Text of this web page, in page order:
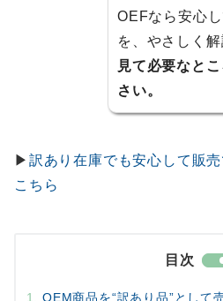
OEFなら安心
を、やさしく解
見て必要なと
さい。
▶ 訳あり在庫でも安心して販
こちら
目次
OEM商品を“訳あり品”として